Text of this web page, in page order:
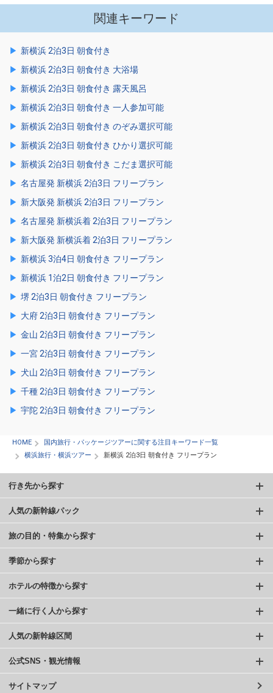
関連キーワード
新横浜 2泊3日 朝食付き
新横浜 2泊3日 朝食付き 大浴場
新横浜 2泊3日 朝食付き 露天風呂
新横浜 2泊3日 朝食付き 一人参加可能
新横浜 2泊3日 朝食付き のぞみ選択可能
新横浜 2泊3日 朝食付き ひかり選択可能
新横浜 2泊3日 朝食付き こだま選択可能
名古屋発 新横浜 2泊3日 フリープラン
新大阪発 新横浜 2泊3日 フリープラン
名古屋発 新横浜着 2泊3日 フリープラン
新大阪発 新横浜着 2泊3日 フリープラン
新横浜 3泊4日 朝食付き フリープラン
新横浜 1泊2日 朝食付き フリープラン
堺 2泊3日 朝食付き フリープラン
大府 2泊3日 朝食付き フリープラン
金山 2泊3日 朝食付き フリープラン
一宮 2泊3日 朝食付き フリープラン
犬山 2泊3日 朝食付き フリープラン
千種 2泊3日 朝食付き フリープラン
宇陀 2泊3日 朝食付き フリープラン
HOME
国内旅行・パッケージツアーに関する注目キーワード一覧
横浜旅行・横浜ツアー
新横浜 2泊3日 朝食付き フリープラン
行き先から探す
人気の新幹線パック
旅の目的・特集から探す
季節から探す
ホテルの特徴から探す
一緒に行く人から探す
人気の新幹線区間
公式SNS・観光情報
サイトマップ